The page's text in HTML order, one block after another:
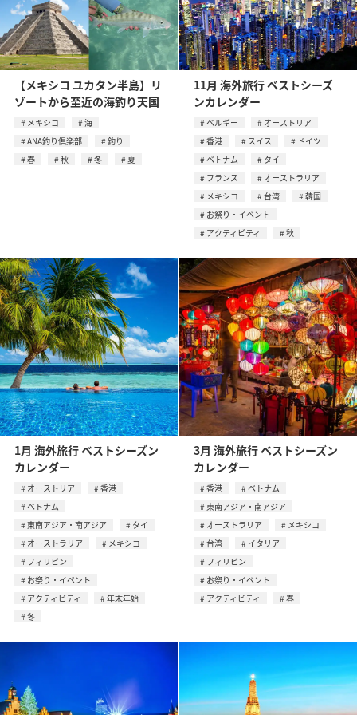
【メキシコ ユカタン半島】リ
ゾートから至近の海釣り天国
メキシコ
海
ANA釣り倶楽部
釣り
春
秋 冬 夏
11月 海外旅行 ベストシーズ
ンカレンダー
ベルギー
オーストリア
香港
スイス
ドイツ
ベトナム
タイ
フランス
オーストラリア
メキシコ
台湾
韓国
お祭り・イベント
アクティビティ
秋
1月 海外旅行 ベストシーズン
カレンダー
オーストリア
香港
ベトナム
東南アジア・南アジア
タイ
オーストラリア
メキシコ
フィリピン
お祭り・イベント
アクティビティ
年末年始
冬
3月 海外旅行 ベストシーズン
カレンダー
香港
ベトナム
東南アジア・南アジア
オーストラリア
メキシコ
台湾
イタリア
フィリピン
お祭り・イベント
アクティビティ
春